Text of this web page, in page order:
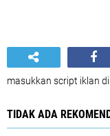
masukkan script iklan
TIDAK ADA